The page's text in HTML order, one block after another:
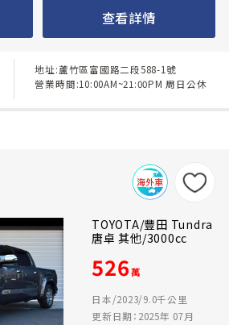
查看詳情
地址:蘆竹區富國路二段588-1號
營業時間:10:00AM~21:00PM 周日公休
TOYOTA/豐田 Tundra
唐卓 其他/3000cc
526萬
日本/2023/9.0千公里
更新日期：2025年 07月